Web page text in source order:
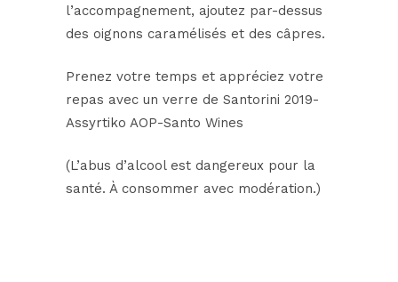
l’accompagnement, ajoutez par-dessus
des oignons caramélisés et des câpres.
Prenez votre temps et appréciez votre
repas avec un verre de Santorini 2019-
Assyrtiko AOP-Santo Wines
(L’abus d’alcool est dangereux pour la
santé. À consommer avec modération.)